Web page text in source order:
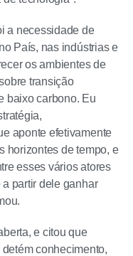
a necessidade de
País, nas indústrias e
os ambientes de
transição
baixo carbono. Eu
aponte efetivamente
horizontes de tempo, e
esses vários atores
partir dele ganhar
e citou que
conhecimento,